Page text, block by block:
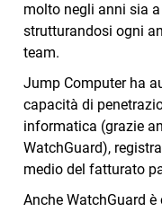
molto negli anni sia
strutturandosi ogni
team.
Jump Computer ha
capacità di
informatica (grazie
WatchGuard),
medio del fatturato
Anche WatchGuard